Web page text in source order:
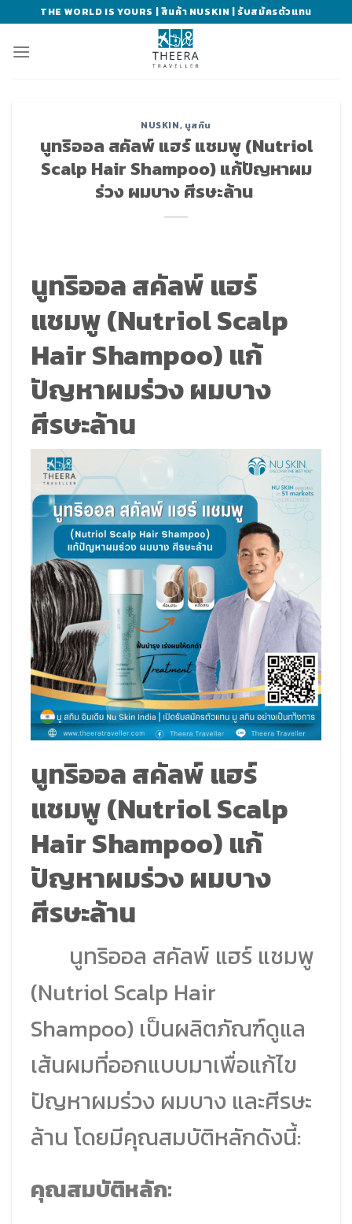
to
content
THE WORLD IS YOURS | สินค้า NUSKIN | รับสมัครตัวแทน
NUSKIN, นูสกิน
นูทริออล สคัลพ์ แฮร์ แชมพู (Nutriol
Scalp Hair Shampoo) แก้ปัญหาผม
ร่วง ผมบาง ศีรษะล้าน
นูทริออล สคัลพ์ แฮร์
แชมพู (Nutriol Scalp
Hair Shampoo) แก้
ปัญหาผมร่วง ผมบาง
ศีรษะล้าน
นูทริออล สคัลพ์ แฮร์
แชมพู (Nutriol Scalp
Hair Shampoo) แก้
ปัญหาผมร่วง ผมบาง
ศีรษะล้าน
นูทริออล สคัลพ์ แฮร์ แชมพู
(Nutriol Scalp Hair
Shampoo) เป็นผลิตภัณฑ์ดูแล
เส้นผมที่ออกแบบมาเพื่อแก้ไข
ปัญหาผมร่วง ผมบาง และศีรษะ
ล้าน โดยมีคุณสมบัติหลักดังนี้:
คุณสมบัติหลัก: